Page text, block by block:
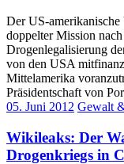
Der US-amerikanische
doppelter Mission
Drogenlegalisierung
von den USA
Mittelamerika
Präsidentschaft von
05. Juni 2012 Gewalt
Wikileaks: Der
Drogenkriegs in